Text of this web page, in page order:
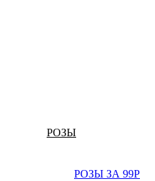
РОЗЫ
РОЗЫ ЗА 99Р